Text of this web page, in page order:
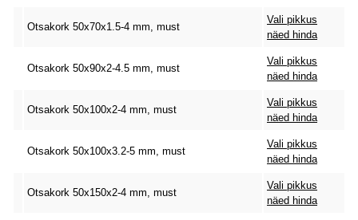
Otsakork 50x70x1.5-4 mm, must
Vali pikkus
näed hinda
Otsakork 50x90x2-4.5 mm, must
Vali pikkus
näed hinda
Otsakork 50x100x2-4 mm, must
Vali pikkus
näed hinda
Otsakork 50x100x3.2-5 mm, must
Vali pikkus
näed hinda
Otsakork 50x150x2-4 mm, must
Vali pikkus
näed hinda